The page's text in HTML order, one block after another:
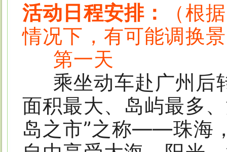
活动日程安排：
（根
情况下，有可能调换
第一天
乘坐动车赴广州后
面积最大、岛屿最多
岛之市”之称——珠海